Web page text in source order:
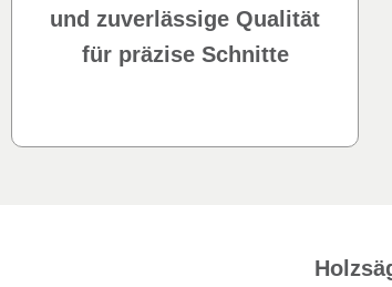
und zuverlässige Qualität
für präzise Schnitte